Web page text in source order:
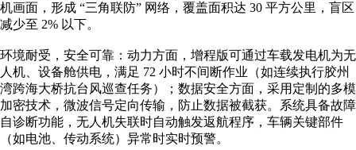
机画面，形成 “三角联防” 网络，覆盖面积达 30 平方公里，盲区
减少至 2% 以下。
环境耐受，安全可靠：动力方面，增程版可通过车载发电机为无
人机、设备舱供电，满足 72 小时不间断作业（如连续执行胶州
湾跨海大桥抗台风巡查任务）；数据安全方面，采用定制的多模
加密技术，微波信号定向传输，防止数据被截获。系统具备故障
自诊断功能，无人机失联时自动触发返航程序，车辆关键部件
（如电池、传动系统）异常时实时预警。